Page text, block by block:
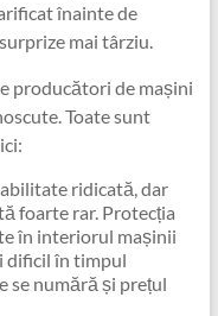
înainte de
mai târziu.
producători de mașini
Toate sunt
ridicată, dar
foarte rar. Protecția
în interiorul mașinii
dificil în timpul
se numără și prețul